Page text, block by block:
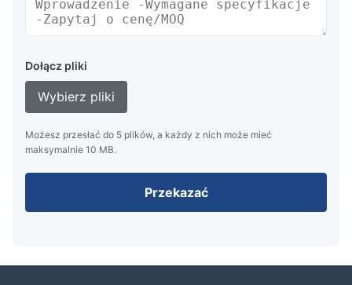
Dołącz pliki
Wybierz pliki
Możesz przesłać do 5 plików, a każdy z nich może mieć
maksymalnie 10 MB.
Przekazać